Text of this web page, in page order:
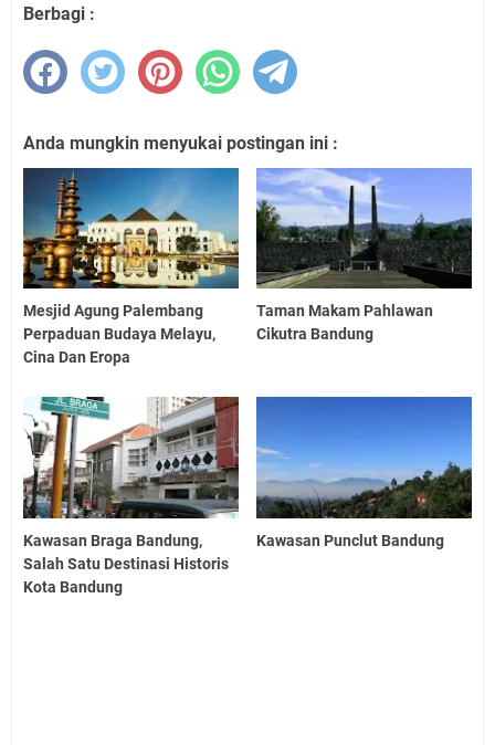
Berbagi :
Anda mungkin menyukai postingan ini :
Mesjid Agung Palembang
Perpaduan Budaya Melayu,
Cina Dan Eropa
Taman Makam Pahlawan
Cikutra Bandung
Kawasan Braga Bandung,
Salah Satu Destinasi Historis
Kota Bandung
Kawasan Punclut Bandung